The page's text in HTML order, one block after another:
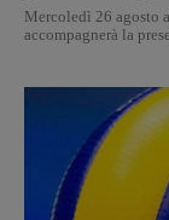
Mercoledì 26 agosto
accompagnerà la